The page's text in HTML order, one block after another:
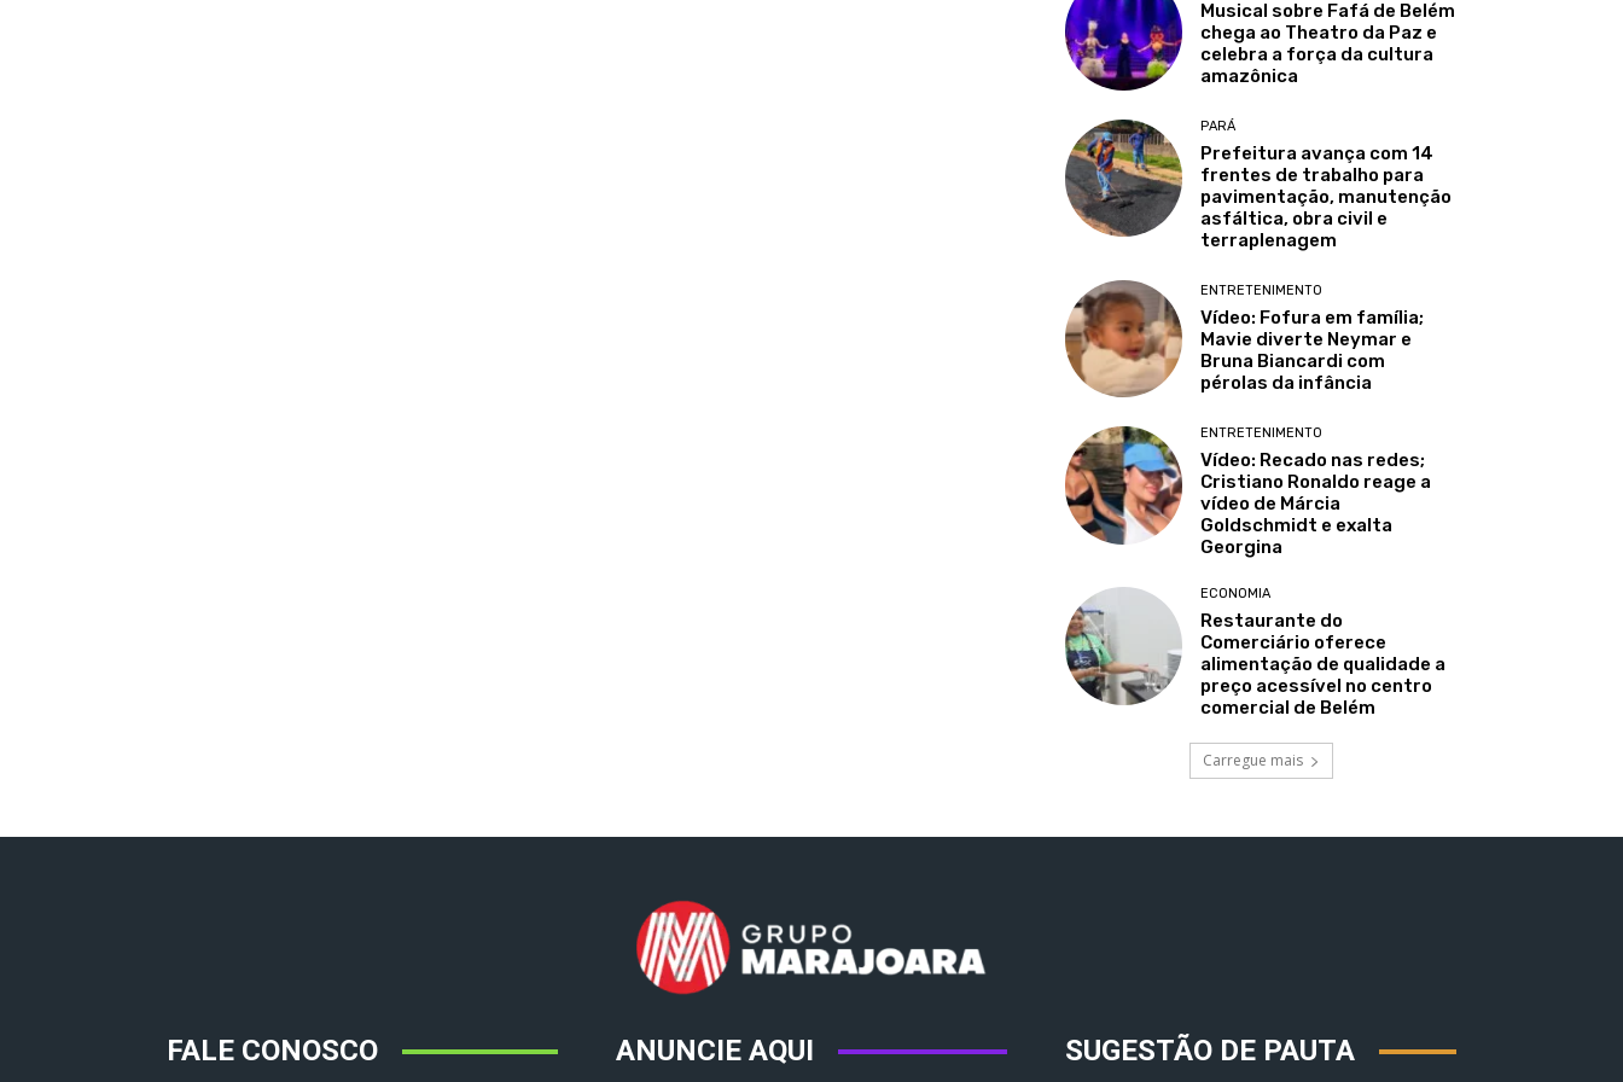
Musical sobre Fafá de Belém
chega ao Theatro da Paz e
celebra a força da cultura
amazônica
PARÁ
Prefeitura avança com 14
frentes de trabalho para
pavimentação, manutenção
asfáltica, obra civil e
terraplenagem
ENTRETENIMENTO
Vídeo: Fofura em família;
Mavie diverte Neymar e
Bruna Biancardi com
pérolas da infância
ENTRETENIMENTO
Vídeo: Recado nas redes;
Cristiano Ronaldo reage a
vídeo de Márcia
Goldschmidt e exalta
Georgina
ECONOMIA
Restaurante do
Comerciário oferece
alimentação de qualidade a
preço acessível no centro
comercial de Belém
Carregue mais
FALE CONOSCO ANUNCIE AQUI SUGESTÃO DE PAUTA